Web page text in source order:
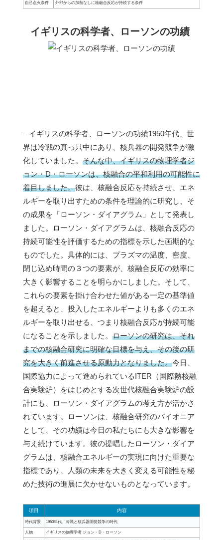
自己点火条件 外部からの加熱なしに核融合反応が持続する条件
イギリスの科学者、ローソンの功績
– イギリスの科学者、ローソンの功績1950年代、世
界は冷戦の真っ只中にあり、核兵器の開発競争が激
化していました。 そんな中、イギリスの物理学者ジ
ョン・D・ローソンは、核融合の平和利用の可能性に
着目しました。彼は、核融合反応を持続させ、エネ
ルギーを取り出すための条件を理論的に研究し、そ
の成果を「ローソン・ダイアグラム」として発表し
ました。ローソン・ダイアグラムは、核融合反応の
持続可能性を評価するための指標を示した画期的な
ものでした。具体的には、プラズマの温度、密度、
閉じ込め時間の３つの要素が、核融合反応の効率に
大きく影響することを明らかにしました。そして、
これらの要素を掛け合わせた値がある一定の基準値
を超えると、投入したエネルギーよりも多くのエネ
ルギーを取り出せる、つまり核融合反応が持続可能
になることを示しました。 ローソンの研究は、それ
までの核融合研究に明確な目標を与え、その後の研
究を大きく前進させる原動力となりました。今日、
国際協力によって進められているITER（国際熱核融
合実験炉）をはじめとする次世代核融合実験炉の設
計にも、ローソン・ダイアグラムの考え方が活かさ
れています。ローソンは、核融合研究のパイオニア
として、その功績は今日の私たちにも大きな影響を
与え続けています。彼の提唱したローソン・ダイア
グラムは、核融合エネルギーの実現に向けた重要な
指標であり、人類の未来を大きく変える可能性を秘
めた技術の進展に欠かせないものとなっています。
項目 内容
時代背景 1950年代、冷戦と核兵器開発競争の時代
人物 イギリスの物理学者 ジョン・D・ローソン